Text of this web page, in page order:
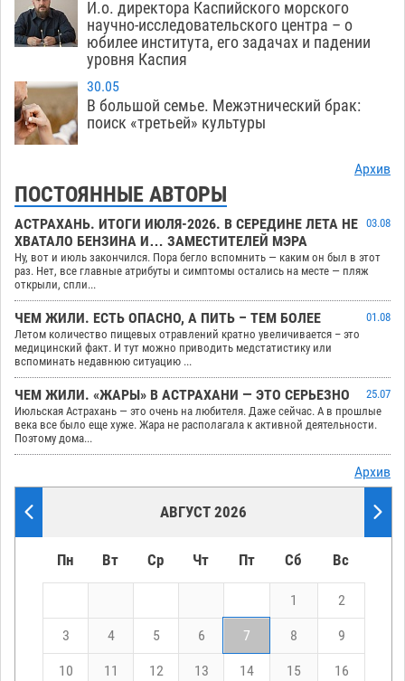
И.о. директора Каспийского морского
научно-исследовательского центра – о
юбилее института, его задачах и падении
уровня Каспия
30.05
В большой семье. Межэтнический брак:
поиск «третьей» культуры
Архив
ПОСТОЯННЫЕ АВТОРЫ
АСТРАХАНЬ. ИТОГИ ИЮЛЯ-2026. В СЕРЕДИНЕ ЛЕТА НЕ
ХВАТАЛО БЕНЗИНА И… ЗАМЕСТИТЕЛЕЙ МЭРА
03.08
Ну, вот и июль закончился. Пора бегло вспомнить — каким он был в этот
раз. Нет, все главные атрибуты и симптомы остались на месте — пляж
открыли, спли...
ЧЕМ ЖИЛИ. ЕСТЬ ОПАСНО, А ПИТЬ – ТЕМ БОЛЕЕ
01.08
Летом количество пищевых отравлений кратно увеличивается – это
медицинский факт. И тут можно приводить медстатистику или
вспоминать недавнюю ситуацию ...
ЧЕМ ЖИЛИ. «ЖАРЫ» В АСТРАХАНИ — ЭТО СЕРЬЕЗНО
25.07
Июльская Астрахань — это очень на любителя. Даже сейчас. А в прошлые
века все было еще хуже. Жара не располагала к активной деятельности.
Поэтому дома...
Архив
АВГУСТ 2026
Пн Вт Ср Чт Пт Сб Вс
1 2
3 4 5 6 7 8 9
10 11 12 13 14 15 16